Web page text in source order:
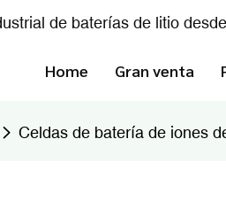
de baterías de litio
Home Gran venta
Celdas de batería de iones